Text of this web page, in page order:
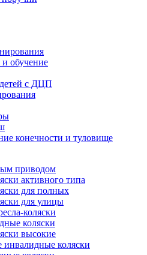
обучение
с ДЦП
конечности и туловище
приводом
активного типа
для полных
для улицы
коляски
коляски
высокие
инвалидные коляски